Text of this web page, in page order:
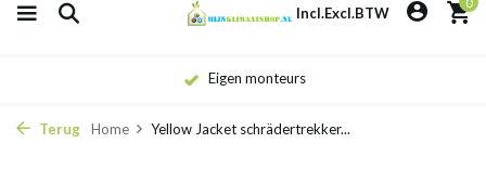
Incl.Excl.BTW
Eigen monteurs
Terug Home Yellow Jacket schrädertrekker...